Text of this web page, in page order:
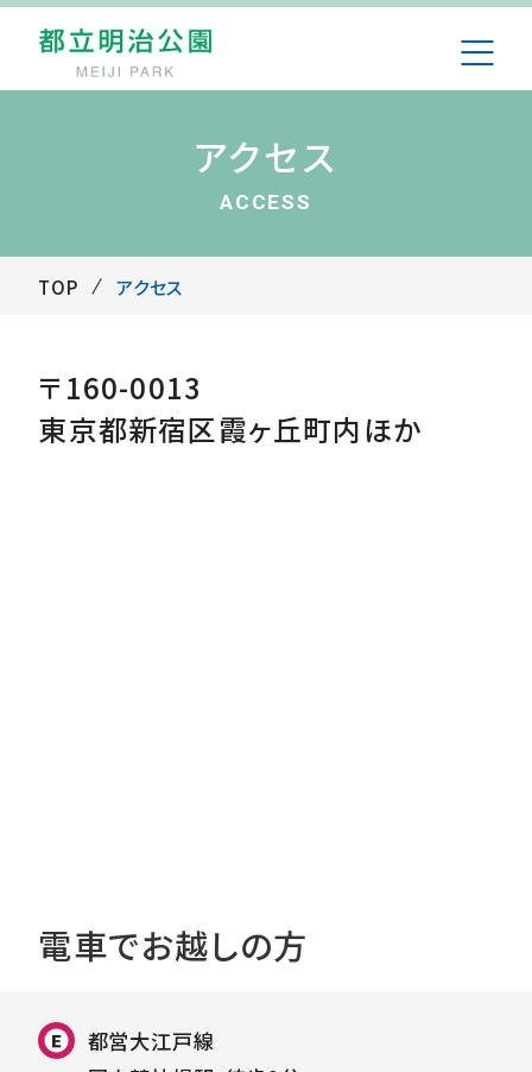
アクセス
ACCESS
TOP アクセス
〒160-0013
東京都新宿区霞ヶ丘町内ほか
電車でお越しの方
都営大江戸線